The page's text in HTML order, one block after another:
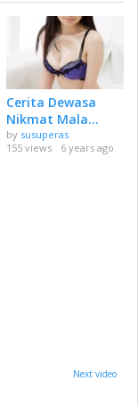
Cerita Dewasa
Nikmat Mala...
by susuperas
155 views
6 years ago
Next video